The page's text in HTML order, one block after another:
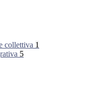
collettiva 1
5